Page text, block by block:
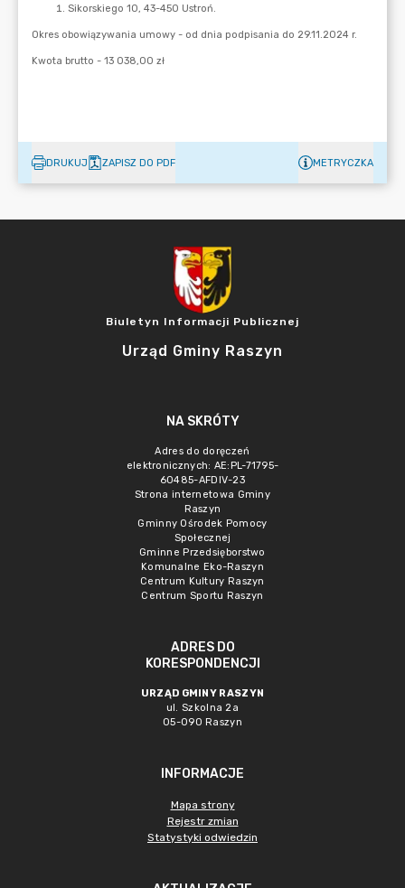
DRUKUJ ZAPISZ DO PDF METRYCZKA
Biuletyn Informacji Publicznej
Urząd Gminy Raszyn
NA SKRÓTY
Adres do doręczeń
elektronicznych: AE:PL-71795-
60485-AFDIV-23
Strona internetowa Gminy
Raszyn
Gminny Ośrodek Pomocy
Społecznej
Gminne Przedsięborstwo
Komunalne Eko-Raszyn
Centrum Kultury Raszyn
Centrum Sportu Raszyn
ADRES DO
KORESPONDENCJI
URZĄD GMINY RASZYN
ul. Szkolna 2a
05-090 Raszyn
INFORMACJE
Mapa strony
Rejestr zmian
Statystyki odwiedzin